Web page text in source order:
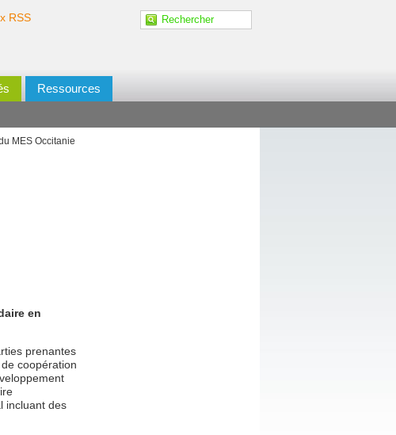
Ressources
RSS
MES Occitanie
en
prenantes
coopération
incluant des